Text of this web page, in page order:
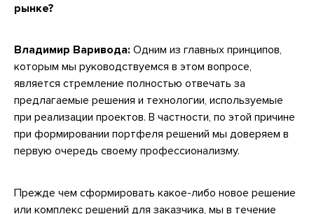
рынке?
Владимир Варивода: Одним из главных принципов,
которым мы руководствуемся в этом вопросе,
является стремление полностью отвечать за
предлагаемые решения и технологии, используемые
при реализации проектов. В частности, по этой причине
при формировании портфеля решений мы доверяем в
первую очередь своему профессионализму.
Прежде чем сформировать какое-либо новое решение
или комплекс решений для заказчика, мы в течение